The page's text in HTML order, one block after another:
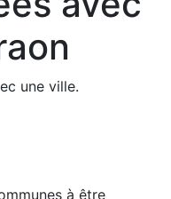
une ville.
à être